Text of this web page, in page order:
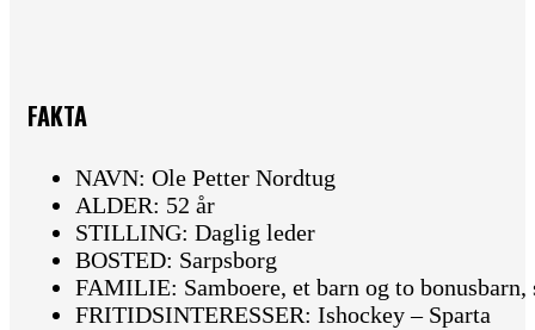
FAKTA
NAVN: Ole Petter Nordtug
ALDER: 52 år
STILLING: Daglig leder
BOSTED: Sarpsborg
FAMILIE: Samboere, et barn og to bonusbarn,
FRITIDSINTERESSER: Ishockey – Sparta